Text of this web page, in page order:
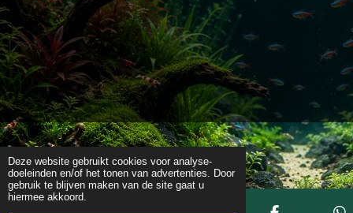
Deze website gebruikt cookies voor analyse-
doeleinden en/of het tonen van advertenties. Door
gebruik te blijven maken van de site gaat u
hiermee akkoord.